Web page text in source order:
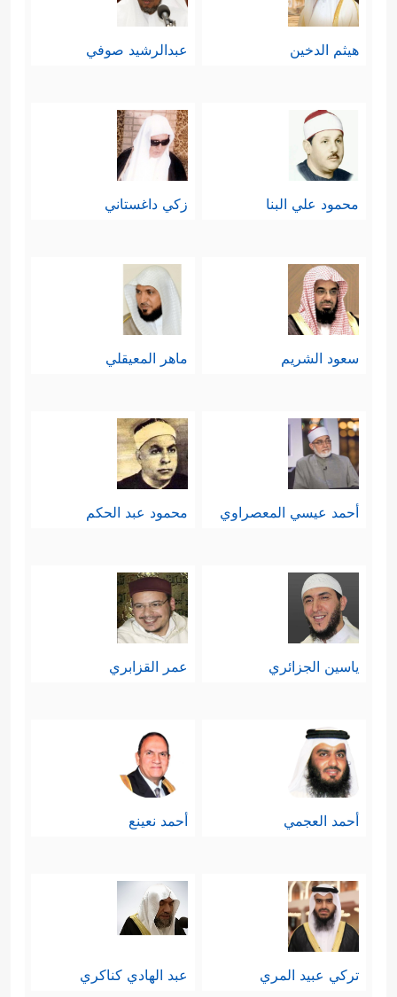
هيثم الدخين عبدالرشيد صوفي
محمود علي البنا زكي داغستاني
سعود الشريم ماهر المعيقلي
أحمد عيسي المعصراوي محمود عبد الحكم
ياسين الجزائري عمر القزابري
أحمد العجمي أحمد نعينع
تركي عبيد المري عبد الهادي كناكري